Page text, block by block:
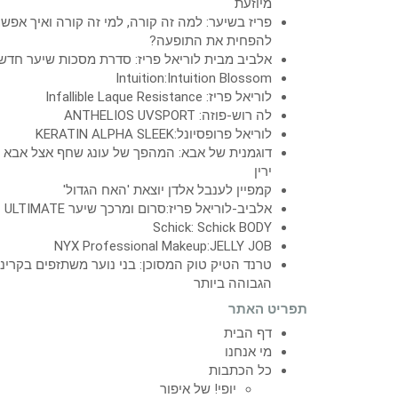
מיוזעת
פריז בשיער: למה זה קורה, למי זה קורה ואיך
להפחית את התופעה?
אלביב מבית לוריאל פריז: סדרת מסכות שיער
Intuition:Intuition Blossom
לוריאל פריז: Infallible Laque Resistance
לה רוש-פוזה: ANTHELIOS UVSPORT
לוריאל פרופסיונל:KERATIN ALPHA SLEEK
דוגמנית של אבא: המהפך של עונג שחף אצל אבא
ירין
קמפיין לענבל אלדן יוצאת 'האח הגדול'
אלביב-לוריאל פריז:סרום ומרכך שיער ULTIMATE
Schick: Schick BODY
NYX Professional Makeup:JELLY JOB
טרנד הטיק טוק המסוכן: בני נוער משתזפים
הגבוהה ביותר
תפריט האתר
דף הבית
מי אנחנו
כל הכתבות
יופי! של איפור